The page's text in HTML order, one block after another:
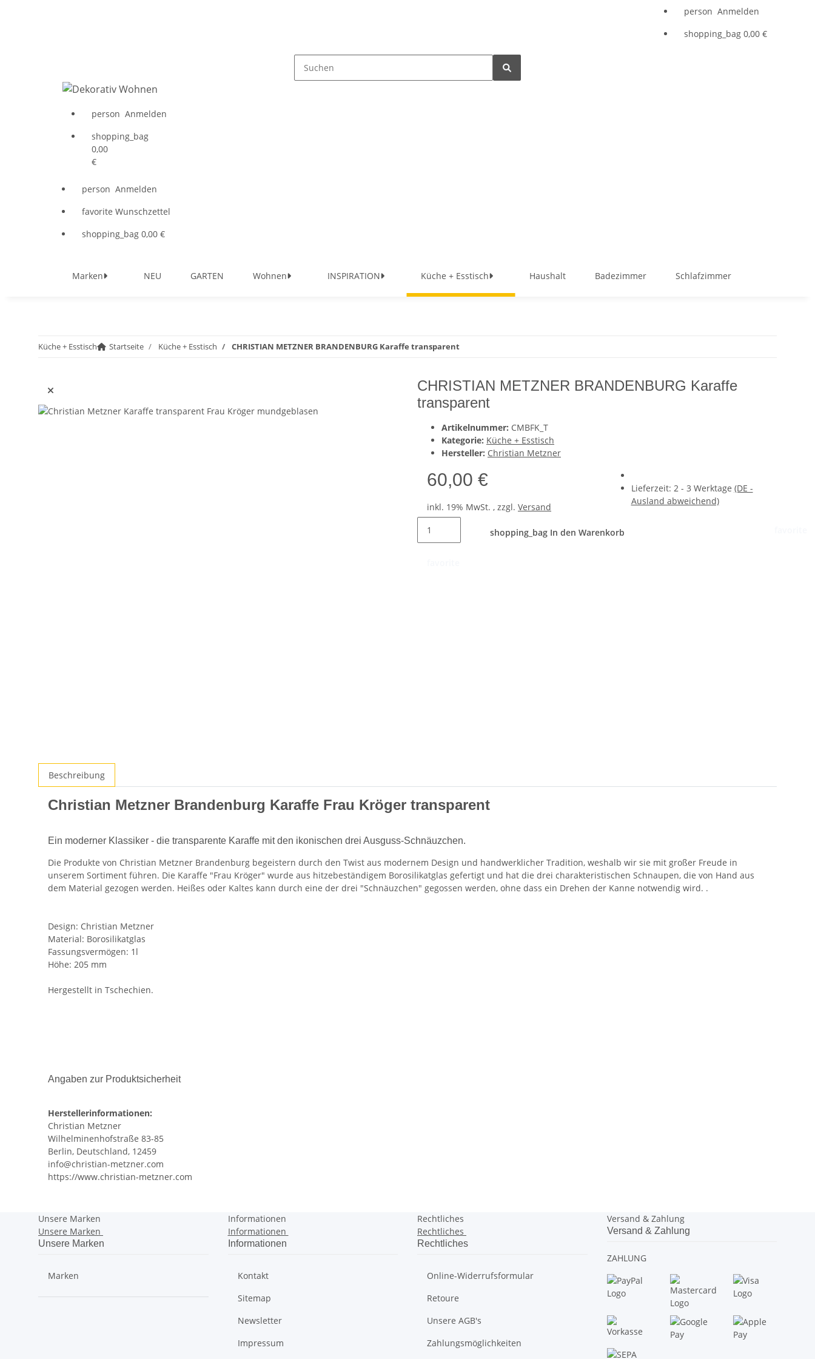
person Anmelden
shopping_bag 0,00 €
person Anmelden
shopping_bag
0,00
€
person Anmelden
favorite Wunschzettel
shopping_bag 0,00 €
Marken NEU GARTEN Wohnen INSPIRATION Küche + Esstisch Haushalt Badezimmer Schlafzimmer
Küche + Esstisch Startseite Küche + Esstisch CHRISTIAN METZNER BRANDENBURG Karaffe transparent
CHRISTIAN METZNER BRANDENBURG Karaffe
transparent
Artikelnummer: CMBFK_T
Kategorie: Küche + Esstisch
Hersteller: Christian Metzner
60,00 €
inkl. 19% MwSt. , zzgl. Versand
Lieferzeit: 2 - 3 Werktage (DE -
Ausland abweichend)
shopping_bag In den Warenkorb
Beschreibung
Christian Metzner Brandenburg Karaffe Frau Kröger transparent
Ein moderner Klassiker - die transparente Karaffe mit den ikonischen drei Ausguss-Schnäuzchen.
Die Produkte von Christian Metzner Brandenburg begeistern durch den Twist aus modernem Design und handwerklicher Tradition, weshalb wir sie mit großer Freude in
unserem Sortiment führen. Die Karaffe "Frau Kröger" wurde aus hitzebeständigem Borosilikatglas gefertigt und hat die drei charakteristischen Schnaupen, die von Hand aus
dem Material gezogen werden. Heißes oder Kaltes kann durch eine der drei "Schnäuzchen" gegossen werden, ohne dass ein Drehen der Kanne notwendig wird. .
Design: Christian Metzner
Material: Borosilikatglas
Fassungsvermögen: 1l
Höhe: 205 mm
Hergestellt in Tschechien.
Angaben zur Produktsicherheit
Herstellerinformationen:
Christian Metzner
Wilhelminenhofstraße 83-85
Berlin, Deutschland, 12459
info@christian-metzner.com
https://www.christian-metzner.com
Unsere Marken
Unsere Marken
Unsere Marken
Marken
Informationen
Informationen
Informationen
Kontakt
Sitemap
Newsletter
Impressum
Rechtliches
Rechtliches
Rechtliches
Online-Widerrufsformular
Retoure
Unsere AGB's
Zahlungsmöglichkeiten
Versand & Zahlung
Versand & Zahlung
ZAHLUNG